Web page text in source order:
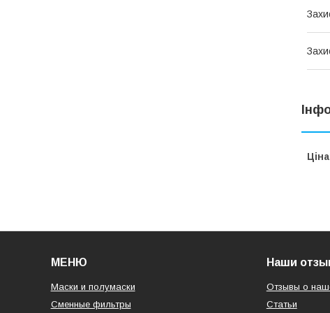
МЕНЮ
Маски и полумаски
Сменные фильтры
Наши
Отзывы о
Статьи